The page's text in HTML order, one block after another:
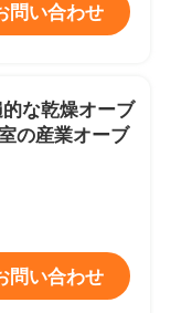
問い合わせ
な乾燥オーブ
の産業オーブ
問い合わせ